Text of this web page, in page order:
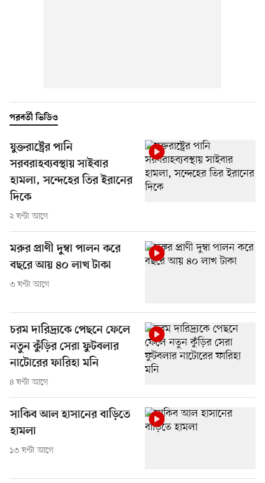
পরবর্তী ভিডিও
যুক্তরাষ্ট্রের পানি
সরবরাহব্যবস্থায় সাইবার
হামলা, সন্দেহের তির ইরানের
দিকে
২ ঘণ্টা আগে
মরুর প্রাণী দুম্বা পালন করে
বছরে আয় ৪০ লাখ টাকা
৩ ঘণ্টা আগে
চরম দারিদ্র্যকে পেছনে ফেলে
নতুন কুঁড়ির সেরা ফুটবলার
নাটোরের ফারিহা মনি
৪ ঘণ্টা আগে
সাকিব আল হাসানের বাড়িতে
হামলা
১৩ ঘণ্টা আগে